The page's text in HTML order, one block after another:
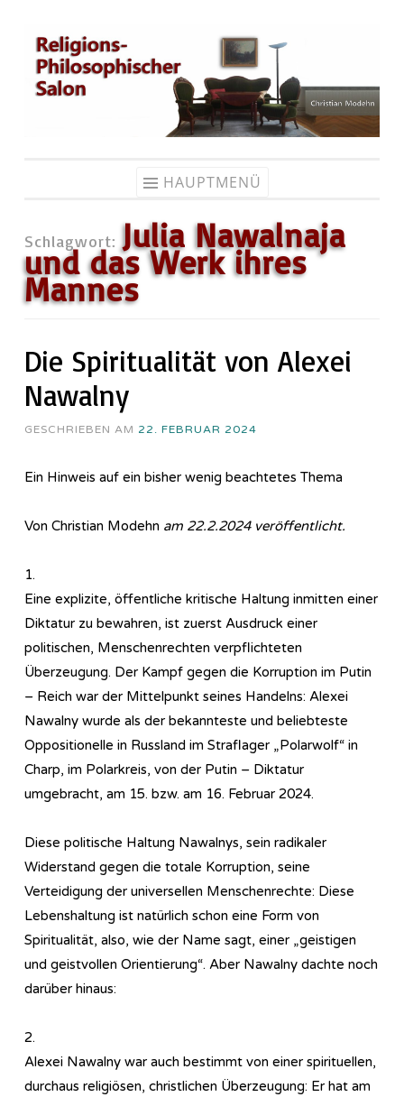
Zum
Inhalt
springen
HAUPTMENÜ
Schlagwort: Julia Nawalnaja
und das Werk ihres
Mannes
Die Spiritualität von Alexei
Nawalny
GESCHRIEBEN AM 22. FEBRUAR 2024
Ein Hinweis auf ein bisher wenig beachtetes Thema
Von Christian Modehn am 22.2.2024 veröffentlicht.
1.
Eine explizite, öffentliche kritische Haltung inmitten einer
Diktatur zu bewahren, ist zuerst Ausdruck einer
politischen, Menschenrechten verpflichteten
Überzeugung. Der Kampf gegen die Korruption im Putin
– Reich war der Mittelpunkt seines Handelns: Alexei
Nawalny wurde als der bekannteste und beliebteste
Oppositionelle in Russland im Straflager „Polarwolf“ in
Charp, im Polarkreis, von der Putin – Diktatur
umgebracht, am 15. bzw. am 16. Februar 2024.
Diese politische Haltung Nawalnys, sein radikaler
Widerstand gegen die totale Korruption, seine
Verteidigung der universellen Menschenrechte: Diese
Lebenshaltung ist natürlich schon eine Form von
Spiritualität, also, wie der Name sagt, einer „geistigen
und geistvollen Orientierung“. Aber Nawalny dachte noch
darüber hinaus:
2.
Alexei Nawalny war auch bestimmt von einer spirituellen,
durchaus religiösen, christlichen Überzeugung: Er hat am